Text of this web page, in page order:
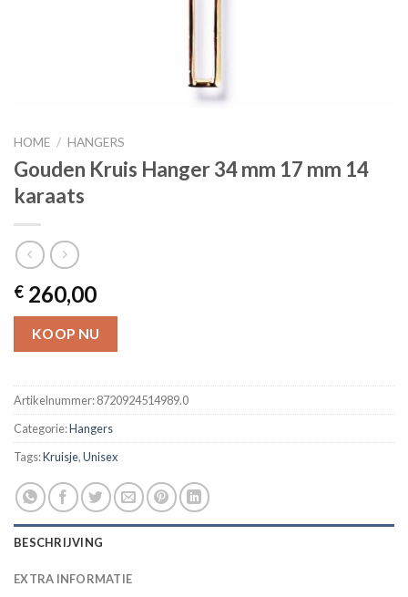
HOME / HANGERS
Gouden Kruis Hanger 34 mm 17 mm 14
karaats
€ 260,00
KOOP NU
Artikelnummer:8720924514989.0
Categorie:Hangers
Tags:Kruisje,Unisex
BESCHRIJVING
EXTRA INFORMATIE